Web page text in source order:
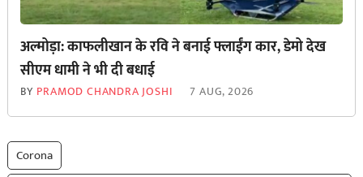
अल्मोड़ा: काफलीखान के रवि ने बनाई फ्लाईंग कार, डेमो देख
सीएम धामी ने भी दी बधाई
BY PRAMOD CHANDRA JOSHI 7 AUG, 2026
Corona